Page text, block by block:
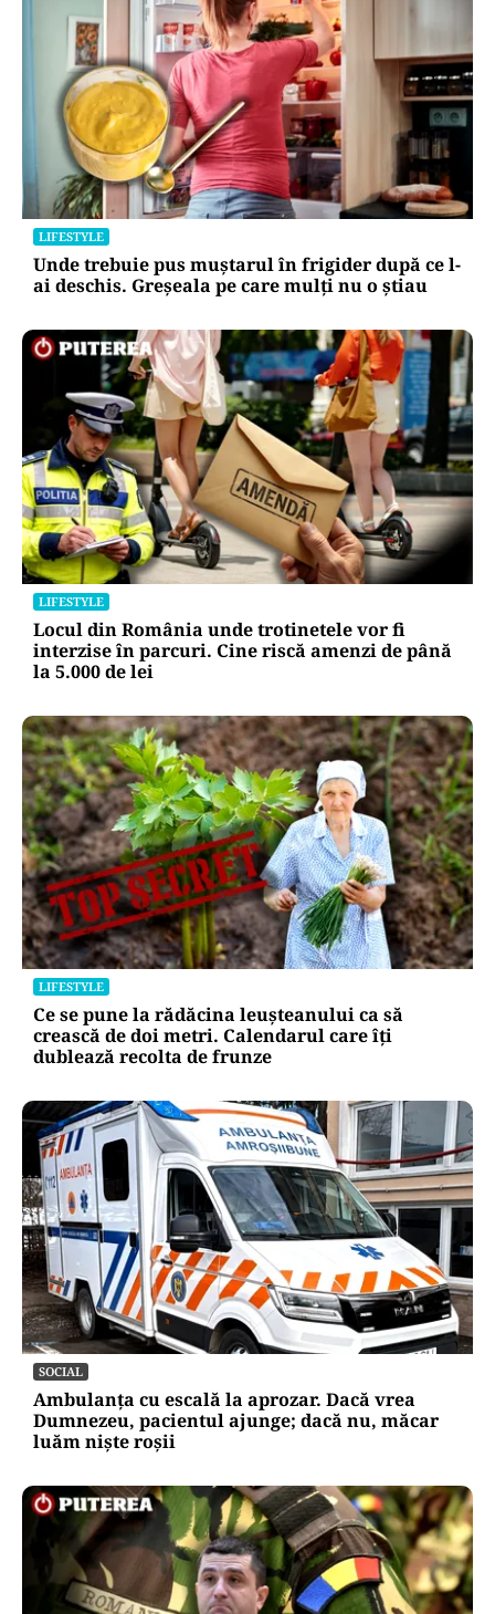
LIFESTYLE
Unde trebuie pus muștarul în frigider după ce l-
ai deschis. Greșeala pe care mulți nu o știau
LIFESTYLE
Locul din România unde trotinetele vor fi
interzise în parcuri. Cine riscă amenzi de până
la 5.000 de lei
LIFESTYLE
Ce se pune la rădăcina leușteanului ca să
crească de doi metri. Calendarul care îți
dublează recolta de frunze
SOCIAL
Ambulanța cu escală la aprozar. Dacă vrea
Dumnezeu, pacientul ajunge; dacă nu, măcar
luăm niște roșii